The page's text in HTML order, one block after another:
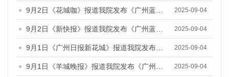
2025-09-04
2025-09-04
2025-09-04
2025-09-04